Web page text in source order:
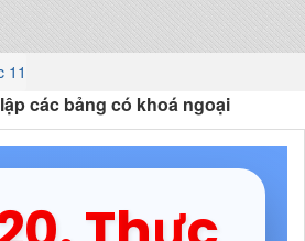
11
các bảng có khoá ngoại